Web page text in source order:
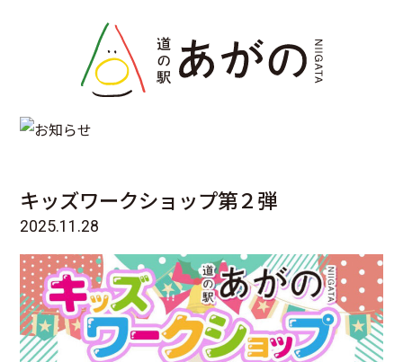
キッズワークショップ第２弾
2025.11.28